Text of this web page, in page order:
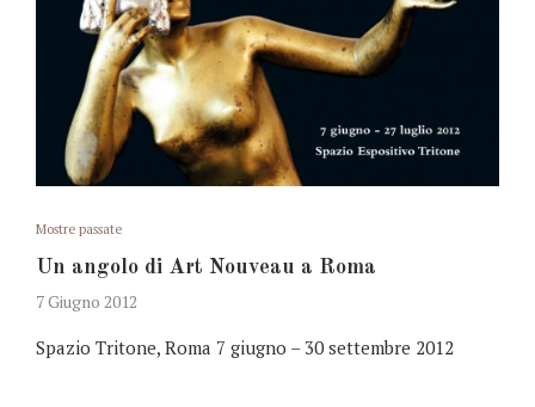
Mostre passate
Un angolo di Art Nouveau a Roma
7 Giugno 2012
Spazio Tritone, Roma 7 giugno – 30 settembre 2012